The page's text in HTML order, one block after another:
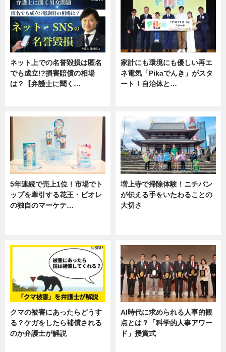
ネット上での名誉毀損は匿名
でも成立!?損害賠償の相場
は？【弁護士に聞く…
家計にも環境にも優しい再エ
ネ電気「Pikaでんき」がスタ
ート！自治体と…
5年連続で売上1位！市場でト
ップを牽引する花王・ビオレ
の独自のマーケテ…
増上寺で掃除体験！ニチバン
が伝える手をいたわることの
大切さ
クマの被害にあったらどうす
る？ケガをしたら補償される
のか弁護士が解説
AI時代に求められる人事的観
点とは？「科学的人事アワー
ド」授賞式